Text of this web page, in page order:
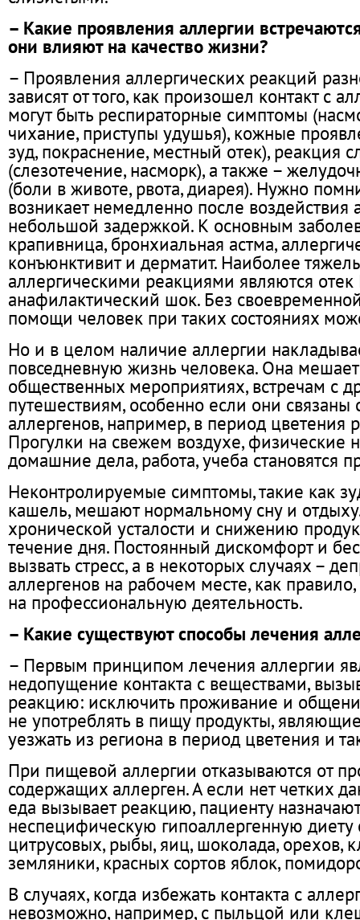
– Какие проявления аллергии
они влияют на качество жизни?
– Проявления аллергических реакций
зависят от того, как произошел контакт с
могут быть респираторные симптомы
чихание, приступы удушья), кожные
зуд, покраснение, местный отек), реакция
(слезотечение, насморк), а также –
(боли в животе, рвота, диарея). Нужно
возникает немедленно после воздействия
небольшой задержкой. К основным
крапивница, бронхиальная астма,
конъюнктивит и дерматит. Наиболее
аллергическими реакциями являются
анафилактический шок. Без
помощи человек при таких состояниях
Но и в целом наличие аллергии
повседневную жизнь человека. Она
общественных мероприятиях, встречам с
путешествиям, особенно если они связаны
аллергенов, например, в период цветения
Прогулки на свежем воздухе, физические
домашние дела, работа, учеба становятся
Неконтролируемые симптомы, такие как
кашель, мешают нормальному сну и
хронической усталости и снижению
течение дня. Постоянный дискомфорт и
вызвать стресс, а в некоторых случаях –
аллергенов на рабочем месте, как правило,
на профессиональную деятельность.
– Какие существуют способы лечения
– Первым принципом лечения аллергии
недопущение контакта с веществами,
реакцию: исключить проживание и
не употреблять в пищу продукты,
уезжать из региона в период цветения и
При пищевой аллергии отказываются от
содержащих аллерген. А если нет четких
еда вызывает реакцию, пациенту назначают
неспецифическую гипоаллергенную
цитрусовых, рыбы, яиц, шоколада, орехов,
земляники, красных сортов яблок,
В случаях, когда избежать контакта с
невозможно, например, с пыльцой или